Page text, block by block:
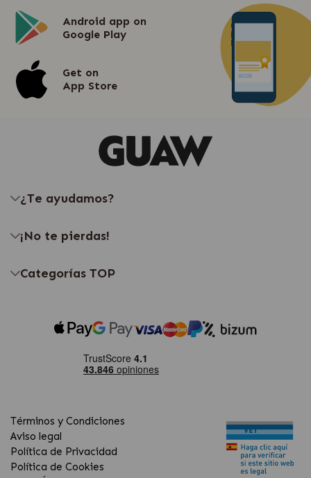
Android app on
Google Play
Get on
App Store
¿Te ayudamos?
¡No te pierdas!
Categorías TOP
Términos y Condiciones
Aviso legal
Política de Privacidad
Política de Cookies